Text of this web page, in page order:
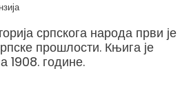
српскога народа први је
прошлости. Књига је
1908. године.